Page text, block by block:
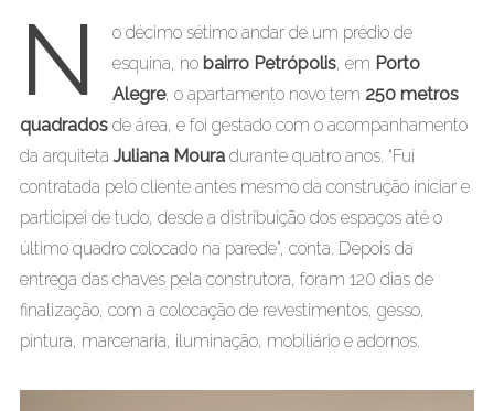
N
o décimo sétimo andar de um prédio de
esquina, no bairro Petrópolis, em Porto
Alegre, o apartamento novo tem 250 metros
quadradosde área, e foi gestado com o acompanhamento
da arquiteta Juliana Mouradurante quatro anos. “Fui
contratada pelo cliente antes mesmo da construção iniciar e
participei de tudo, desde a distribuição dos espaços até o
último quadro colocado na parede”, conta. Depois da
entrega das chaves pela construtora, foram 120 dias de
finalização, com a colocação de revestimentos, gesso,
pintura, marcenaria, iluminação, mobiliário e adornos.